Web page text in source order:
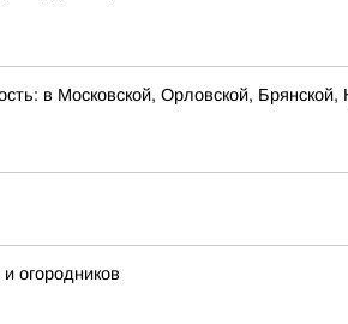
в Московской, Орловской,
огородников